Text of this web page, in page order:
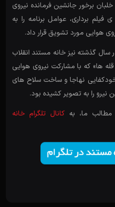
برخور جانشین فرمانده نیروی
برداری، عوامل برنامه را به
هوایی مورد تشویق قرار داد.
سال گذشته نیز خانه مستند انقلاب
ها» که با مشارکت نیروی هوایی
نهاجا و ساخت سلاح های
را به تصویر کشیده بود.
مطالب ما، به کانال تلگرام خانه